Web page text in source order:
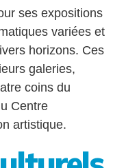
ses expositions
variées et
horizons. Ces
galeries,
coins du
Centre
artistique.